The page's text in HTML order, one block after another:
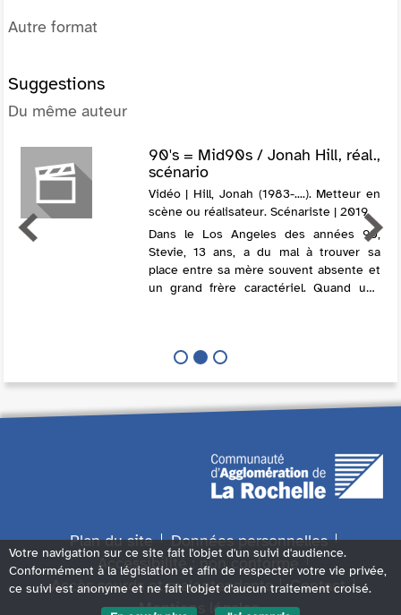
Autre format
Suggestions
Du même auteur
90's = Mid90s / Jonah Hill, réal.,
scénario
Vidéo | Hill, Jonah (1983-....). Metteur en
scène ou réalisateur. Scénariste | 2019
Dans le Los Angeles des années 90,
Stevie, 13 ans, a du mal à trouver sa
place entre sa mère souvent absente et
un grand frère caractériel. Quand une
Plan du site
Données personnelles
Accessibilité : non conforme
Accès sourds et malentendants
Contact
Mentions légales
Votre navigation sur ce site fait l'objet d'un suivi d'audience.
Conformément à la législation et afin de respecter votre vie privée,
ce suivi est anonyme et ne fait l'objet d'aucun traitement croisé.